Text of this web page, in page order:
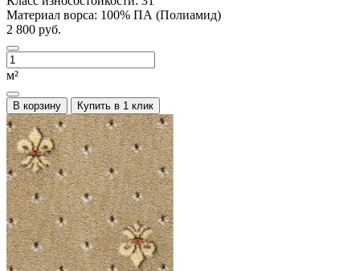
Материал ворса: 100% ПА (Полиамид)
2 800 руб.
м²
В корзину Купить в 1 клик